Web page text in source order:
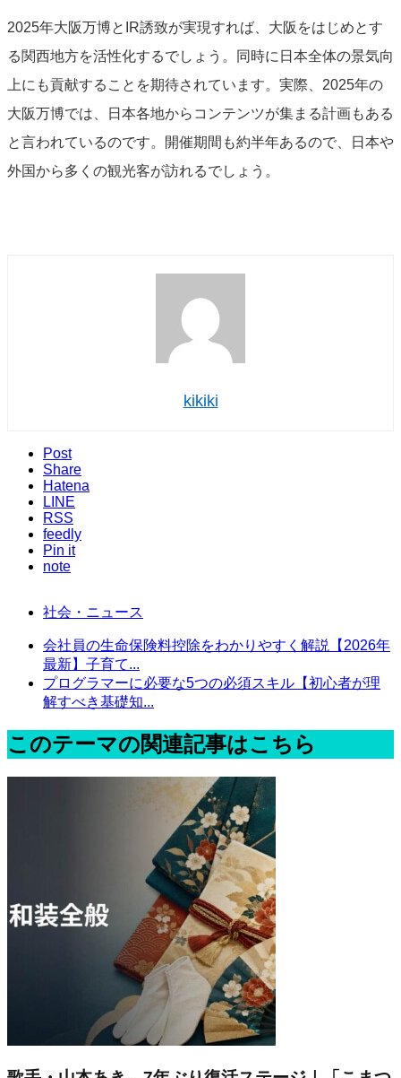
2025年大阪万博とIR誘致が実現すれば、大阪をはじめとす
る関西地方を活性化するでしょう。同時に日本全体の景気向
上にも貢献することを期待されています。実際、2025年の
大阪万博では、日本各地からコンテンツが集まる計画もある
と言われているのです。開催期間も約半年あるので、日本や
外国から多くの観光客が訪れるでしょう。
kikiki
Post
Share
Hatena
LINE
RSS
feedly
Pin it
note
社会・ニュース
会社員の生命保険料控除をわかりやすく解説【2026年
最新】子育て...
プログラマーに必要な5つの必須スキル【初心者が理
解すべき基礎知...
このテーマの関連記事はこちら